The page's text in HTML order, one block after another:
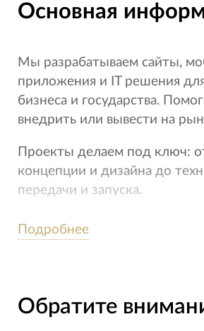
Основная
Мы разрабатываем сайты,
приложения и IT решения
бизнеса и государства.
внедрить или вывести на
Проекты делаем под ключ:
концепции и дизайна до
передачи и запуска.
Мы считаем, что основная
проектов в их сложности и
привлекательность и
сложное простым в
Подробнее
Обратите